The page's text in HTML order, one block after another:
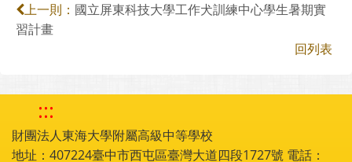
上一則： 國立屏東科技大學工作犬訓練中心學生暑期實
習計畫
回列表
:::
財團法人東海大學附屬高級中等學校
地址：407224臺中市西屯區臺灣大道四段1727號 電話：